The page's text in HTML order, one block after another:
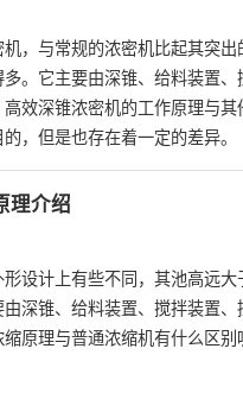
，与常规的浓密机比起其突出
。它主要由深锥、给料装置
效深锥浓密机的工作原理与
，但是也存在着一定的差异。
理介绍
形设计上有些不同，其池高远
深锥、给料装置、搅拌装置
原理与普通浓缩机有什么区